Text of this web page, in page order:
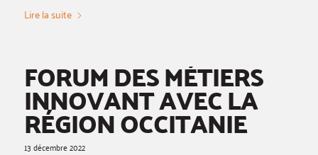
Lire la suite
FORUM DES MÉTIERS
INNOVANT AVEC LA
RÉGION OCCITANIE
13 décembre 2022